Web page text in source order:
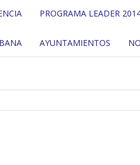
PROGRAMA LEADER
AYUNTAMIENTOS